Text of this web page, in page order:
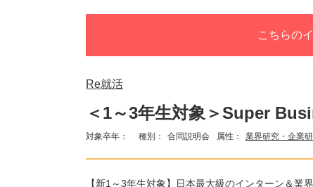
こちらの
Re就活
＜1～3年生対象＞Super
対象卒年： 種別： 合同説明会 属性： 業界研究・企業
【新1～3年生対象】日本最大級のインターン＆業